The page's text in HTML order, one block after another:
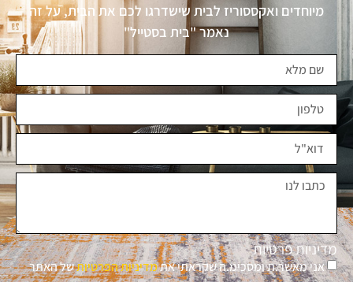
מיוחדים ואקססוריז לבית שישדרגו לכם את הבית, על זה
נאמר "בית בסטייל"
מדיניות פרטיות
אני מאשר.ת ומסכימ.ה שקראתי אתמדיניות הפרטיותשל האתר